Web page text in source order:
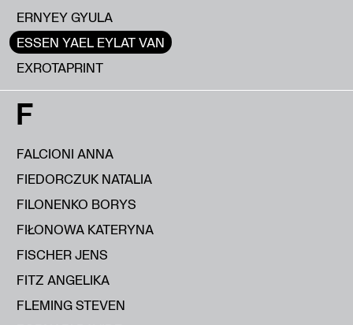
ERNYEY GYULA
ESSEN YAEL EYLAT VAN
EXROTAPRINT
F
FALCIONI ANNA
FIEDORCZUK NATALIA
FILONENKO BORYS
FIŁONOWA KATERYNA
FISCHER JENS
FITZ ANGELIKA
FLEMING STEVEN